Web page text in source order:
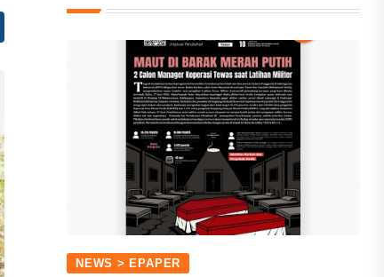
NEWS > EPAPER